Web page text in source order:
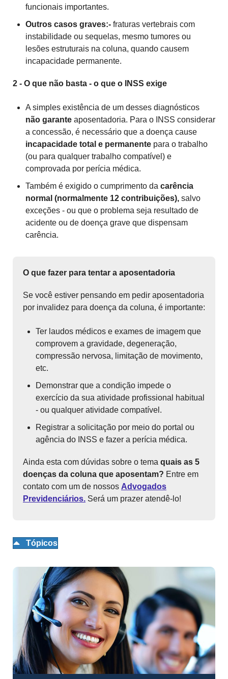
funcionais importantes.
Outros casos graves:- fraturas vertebrais com
instabilidade ou sequelas, mesmo tumores ou
lesões estruturais na coluna, quando causem
incapacidade permanente.
2 - O que não basta - o que o INSS exige
A simples existência de um desses diagnósticos
não garante aposentadoria. Para o INSS considerar
a concessão, é necessário que a doença cause
incapacidade total e permanente para o trabalho
(ou para qualquer trabalho compatível) e
comprovada por perícia médica.
Também é exigido o cumprimento da carência
normal (normalmente 12 contribuições), salvo
exceções - ou que o problema seja resultado de
acidente ou de doença grave que dispensam
carência.
O que fazer para tentar a aposentadoria
Se você estiver pensando em pedir aposentadoria
por invalidez para doença da coluna, é importante:
Ter laudos médicos e exames de imagem que
comprovem a gravidade, degeneração,
compressão nervosa, limitação de movimento,
etc.
Demonstrar que a condição impede o
exercício da sua atividade profissional habitual
- ou qualquer atividade compatível.
Registrar a solicitação por meio do portal ou
agência do INSS e fazer a perícia médica.
Ainda esta com dúvidas sobre o tema quais as 5
doenças da coluna que aposentam? Entre em
contato com um de nossos Advogados
Previdenciários. Será um prazer atendê-lo!
Tópicos